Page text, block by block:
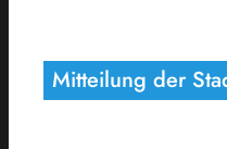
Mitteilung der